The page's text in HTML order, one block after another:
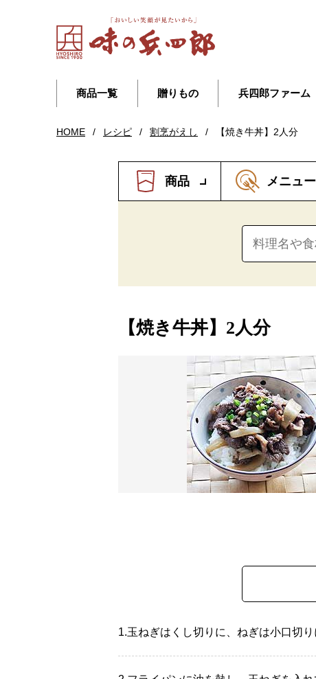
商品一覧 贈りもの 兵四郎ファーム
HOME / レシピ / 割烹がえし / 【焼き牛丼】2人分
商品 メニュー
【焼き牛丼】2人分
1.玉ねぎはくし切りに、ねぎは小口切